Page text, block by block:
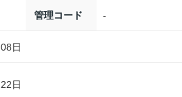
管理コード -
日
日